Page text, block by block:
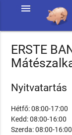
menu
ERSTE
Nyitvatartás
Hétfő: 08:00-17:00
Kedd: 08:00-16:00
Szerda: 08:00-16:00